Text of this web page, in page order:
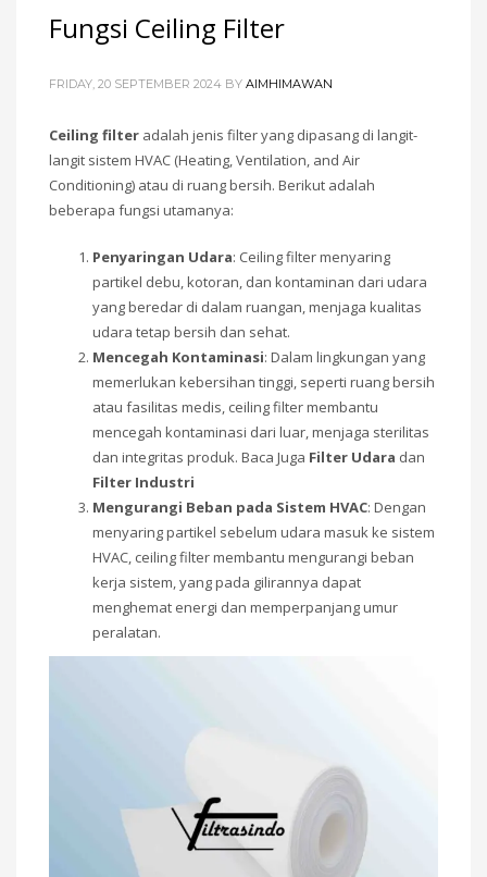
Fungsi Ceiling Filter
FRIDAY, 20 SEPTEMBER 2024 BY AIMHIMAWAN
Ceiling filter adalah jenis filter yang dipasang di langit-
langit sistem HVAC (Heating, Ventilation, and Air
Conditioning) atau di ruang bersih. Berikut adalah
beberapa fungsi utamanya:
Penyaringan Udara: Ceiling filter menyaring
partikel debu, kotoran, dan kontaminan dari udara
yang beredar di dalam ruangan, menjaga kualitas
udara tetap bersih dan sehat.
Mencegah Kontaminasi: Dalam lingkungan yang
memerlukan kebersihan tinggi, seperti ruang bersih
atau fasilitas medis, ceiling filter membantu
mencegah kontaminasi dari luar, menjaga sterilitas
dan integritas produk. Baca Juga Filter Udara dan
Filter Industri
Mengurangi Beban pada Sistem HVAC: Dengan
menyaring partikel sebelum udara masuk ke sistem
HVAC, ceiling filter membantu mengurangi beban
kerja sistem, yang pada gilirannya dapat
menghemat energi dan memperpanjang umur
peralatan.